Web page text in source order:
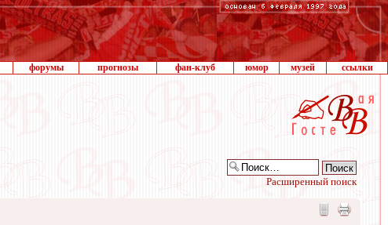
форумы прогнозы фан-клуб юмор музей ссылки
Расширенный поиск